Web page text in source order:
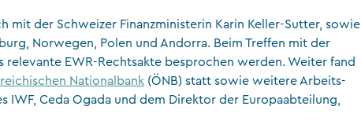
mit der Schweizer Finanzministerin Karin Keller-Sutter, sowie
Norwegen, Polen und Andorra. Beim Treffen mit der
relevante EWR-Rechtsakte besprochen werden. Weiter fand
Nationalbank (ÖNB) statt sowie weitere Arbeits-
IWF, Ceda Ogada und dem Direktor der Europaabteilung,